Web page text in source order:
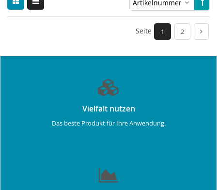
Seite 1 2
Vielfalt nutzen
Das beste Produkt für Ihre Anwendung.